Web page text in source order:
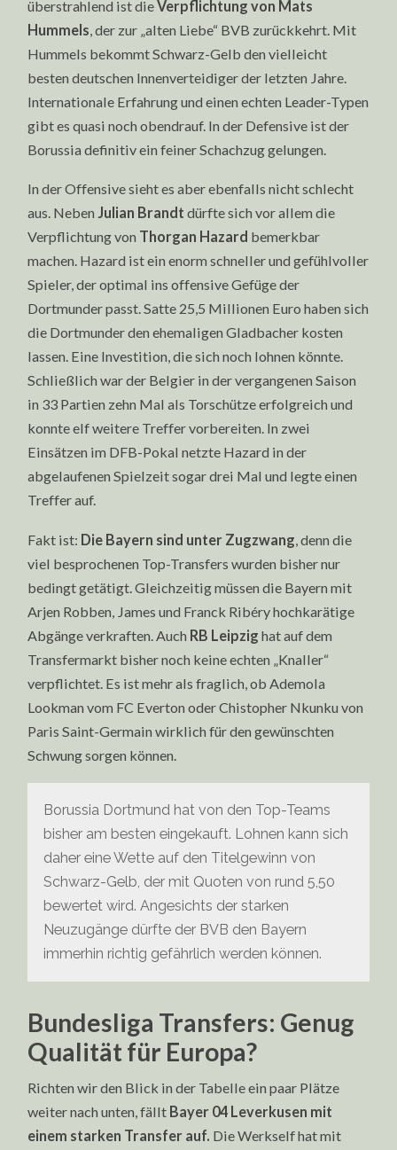
überstrahlend ist dieVerpflichtung von Mats
Hummels , der zur „alten Liebe“ BVB zurückkehrt. Mit
Hummels bekommt Schwarz-Gelb den vielleicht
besten deutschen Innenverteidiger der letzten Jahre.
Internationale Erfahrung und einen echten Leader-Typen
gibt es quasi noch obendrauf. In der Defensive ist der
Borussia definitiv ein feiner Schachzug gelungen.
In der Offensive sieht es aber ebenfalls nicht schlecht
aus. Neben Julian Brandt dürfte sich vor allem die
Verpflichtung von Thorgan Hazard bemerkbar
machen. Hazard ist ein enorm schneller und gefühlvoller
Spieler, der optimal ins offensive Gefüge der
Dortmunder passt. Satte 25,5 Millionen Euro haben sich
die Dortmunder den ehemaligen Gladbacher kosten
lassen. Eine Investition, die sich noch lohnen könnte.
Schließlich war der Belgier in der vergangenen Saison
in 33 Partien zehn Mal als Torschütze erfolgreich und
konnte elf weitere Treffer vorbereiten. In zwei
Einsätzen im DFB-Pokal netzte Hazard in der
abgelaufenen Spielzeit sogar drei Mal und legte einen
Treffer auf.
Fakt ist: Die Bayern sind unter Zugzwang, denn die
viel besprochenen Top-Transfers wurden bisher nur
bedingt getätigt. Gleichzeitig müssen die Bayern mit
Arjen Robben, James und Franck Ribéry hochkarätige
Abgänge verkraften. Auch RB Leipzig hat auf dem
Transfermarkt bisher noch keine echten „Knaller“
verpflichtet. Es ist mehr als fraglich, ob Ademola
Lookman vom FC Everton oder Chistopher Nkunku von
Paris Saint-Germain wirklich für den gewünschten
Schwung sorgen können.
Borussia Dortmund hat von den Top-Teams
bisher am besten eingekauft. Lohnen kann sich
daher eine Wette auf den Titelgewinn von
Schwarz-Gelb, der mit Quoten von rund 5,50
bewertet wird. Angesichts der starken
Neuzugänge dürfte der BVB den Bayern
immerhin richtig gefährlich werden können.
Bundesliga Transfers: Genug
Qualität für Europa?
Richten wir den Blick in der Tabelle ein paar Plätze
weiter nach unten, fällt Bayer 04 Leverkusen mit
einem starken Transfer auf. Die Werkself hat mit